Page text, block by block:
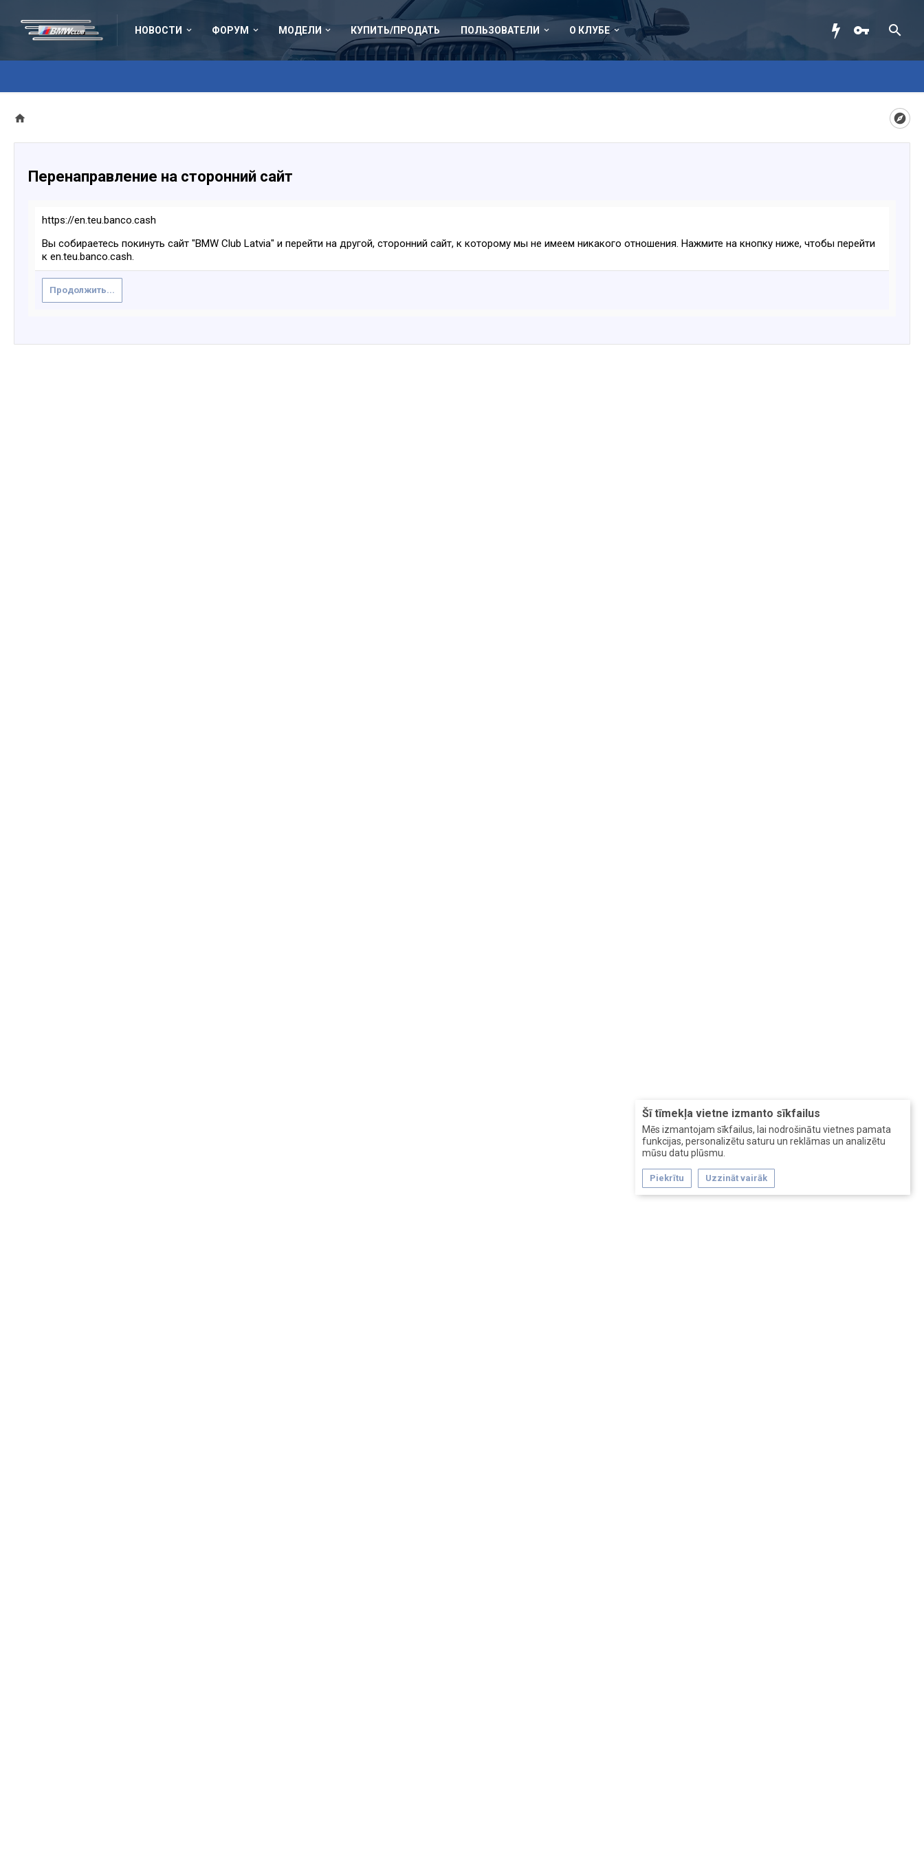
НОВОСТИ ФОРУМ МОДЕЛИ КУПИТЬ/ПРОДАТЬ ПОЛЬЗОВАТЕЛИ О КЛУБЕ
Šī tīmekļa vietne izmanto sīkfailus
Mēs izmantojam sīkfailus, lai nodrošinātu vietnes pamata
funkcijas, personalizētu saturu un reklāmas un analizētu
mūsu datu plūsmu.
Piekrītu Uzzināt vairāk
Перенаправление на сторонний сайт
https://en.teu.banco.cash
Вы собираетесь покинуть сайт "BMW Club Latvia" и перейти на другой, сторонний сайт, к которому мы не имеем никакого отношения. Нажмите на кнопку ниже, чтобы перейти
к en.teu.banco.cash.
Продолжить...